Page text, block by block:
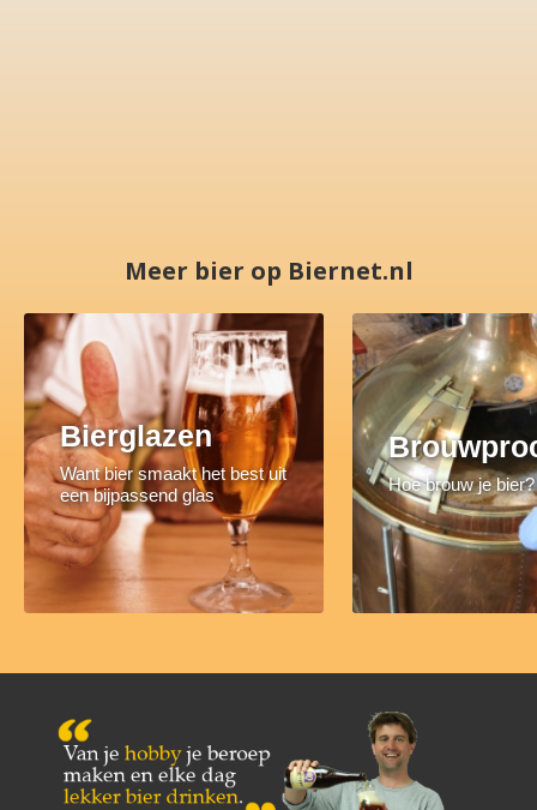
Meer bier op Biernet.nl
Bierglazen
Want bier smaakt het best uit
een bijpassend glas
Hoe brouw je bier?